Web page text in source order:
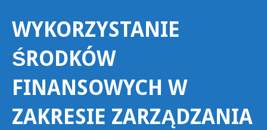
WYKORZYSTANIE
ŚRODKÓW
FINANSOWYCH W
ZAKRESIE ZARZĄDZANIA